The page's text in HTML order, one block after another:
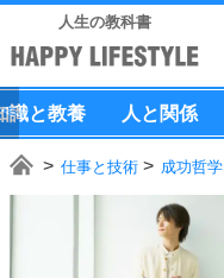
人生の教科書
識と教養 人 と 関係
仕事と技術 成功哲学